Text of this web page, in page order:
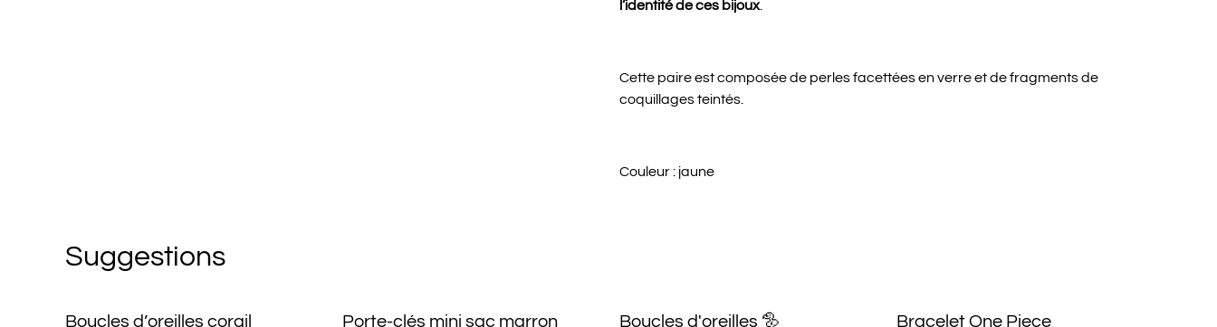
l’identité de ces bijoux.
Cette paire est composée de perles facettées en verre et de fragments de
coquillages teintés.
Couleur : jaune
Suggestions
Boucles d’oreilles corail Porte-clés mini sac marron Boucles d'oreilles 🦤 Bracelet One Piece